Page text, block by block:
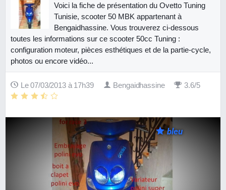
Voici la fiche de présentation du Ovetto Tuning
Tunisie, scooter 50 MBK appartenant à
Bengaidhassine. Vous trouverez ci-dessous
toutes les informations sur ce scooter 50cc Tuning :
configuration moteur, pièces esthétiques et de la partie-cycle,
photos ou encore vidéo...
Le 07/03/2013 à 17h39 Bengaidhassine 3.6/5
bleu